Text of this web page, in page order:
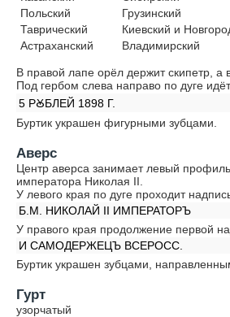
Польский
Таврический
Астраханский
Грузинский
Киевский и
Владимирский
В правой лапе орёл держит скипетр, а
Под гербом слева направо по дуге
5 РꙊБЛЕЙ 1898 Г.
Буртик украшен фигурными зубцами.
Аверс
Центр аверса занимает левый профиль
императора Николая II.
У левого края по дуге проходит
Б.М. НИКОЛАЙ II ИМПЕРАТОРЪ
У правого края продолжение первой
И САМОДЕРЖЕЦЪ ВСЕРОСС.
Буртик украшен зубцами,
Гурт
узорчатый